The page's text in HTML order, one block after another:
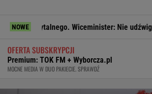
NOWE Wiceminister: Nie udźwigniemy tego
OFERTA SUBSKRYPCJI
Premium: TOK FM + Wyborcza.pl
MOCNE MEDIA W DUO PAKIECIE. SPRAWDŹ